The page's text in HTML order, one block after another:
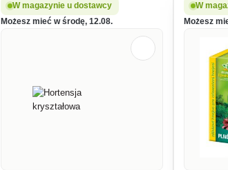
W magazynie u dostawcy
Możesz mieć w środę, 12.08.
W
Możesz